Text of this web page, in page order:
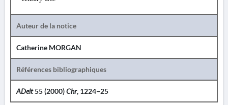
Auteur de la notice
Catherine MORGAN
Références bibliographiques
ADelt55 (2000)Chr, 1224−25